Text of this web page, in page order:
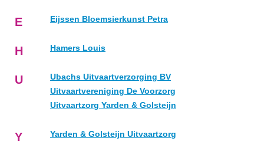
E Eijssen Bloemsierkunst Petra
H Hamers Louis
U
Ubachs Uitvaartverzorging BV
Uitvaartvereniging De Voorzorg
Uitvaartzorg Yarden & Golsteijn
Y Yarden & Golsteijn Uitvaartzorg